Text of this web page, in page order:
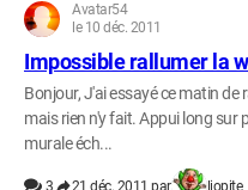
Avatar54
le 10 déc. 2011
Impossible rallumer la
Bonjour, J'ai essayé ce matin
mais rien n'y fait. Appui long sur
murale éch...
3 21 déc. 2011 par liopite